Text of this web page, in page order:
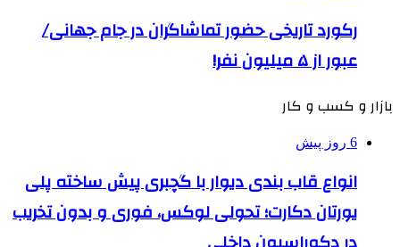
رکورد تاریخی حضور تماشاگران در جام جهانی/
عبور از ۵ میلیون نفر!
بازار و کسب و کار
6 روز پیش
انواع قاب بندی دیوار با گچبری پیش ساخته پلی
یورتان دکارت؛ تحولی لوکس، فوری و بدون تخریب